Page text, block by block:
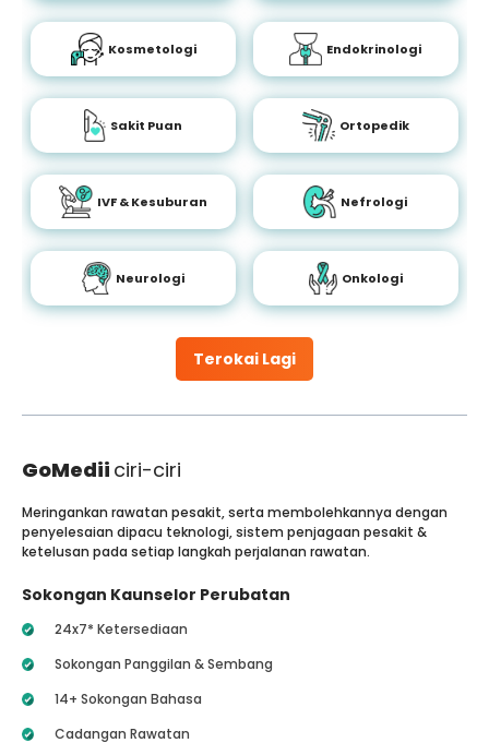
Terokai Lagi
Kosmetologi Endokrinologi
Sakit Puan Ortopedik
IVF & Kesuburan Nefrologi
Neurologi Onkologi
GoMedii ciri-ciri
Meringankan rawatan pesakit, serta membolehkannya dengan
penyelesaian dipacu teknologi, sistem penjagaan pesakit &
ketelusan pada setiap langkah perjalanan rawatan.
Sokongan Kaunselor Perubatan
24x7* Ketersediaan
Sokongan Panggilan & Sembang
14+ Sokongan Bahasa
Cadangan Rawatan